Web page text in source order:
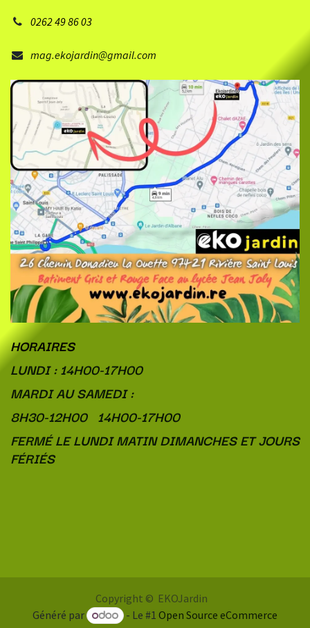
0262 49 86 03
mag.ekojardin@gmail.com
HORAIRES
LUNDI : 14H00-17H00
MARDI AU SAMEDI :
8H30-12H00 14H00-17H00
FERMÉ LE LUNDI MATIN DIMANCHES ET JOURS
FÉRIÉS
Copyright © EKOJardin
Généré par
- Le #1Open Source eCommerce